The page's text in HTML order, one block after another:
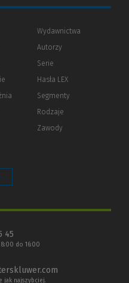
strony)
Wydawnictwa
Autorzy
Serie
Hasła LEX
Segmenty
Rodzaje
Zawody
45
8:00 do 16:00
jak najszybciej.